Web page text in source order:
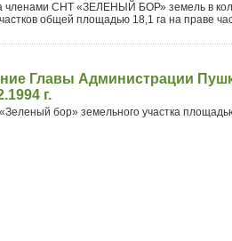
членами СНТ «ЗЕЛЕНЫЙ БОР» земель в
общей площадью 18,1 га на праве
Главы Администрации
г.
бор» земельного участка